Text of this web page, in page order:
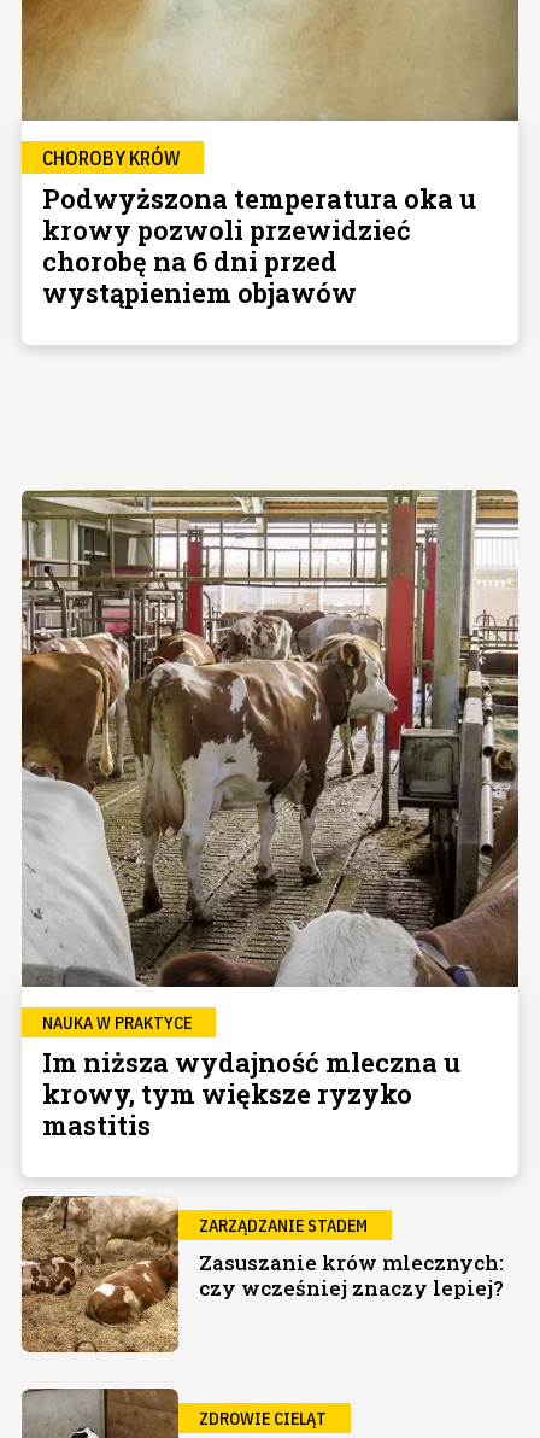
CHOROBY KRÓW
Podwyższona temperatura oka u
krowy pozwoli przewidzieć
chorobę na 6 dni przed
wystąpieniem objawów
NAUKA W PRAKTYCE
Im niższa wydajność mleczna u
krowy, tym większe ryzyko
mastitis
ZARZĄDZANIE STADEM
Zasuszanie krów mlecznych:
czy wcześniej znaczy lepiej?
ZDROWIE CIELĄT